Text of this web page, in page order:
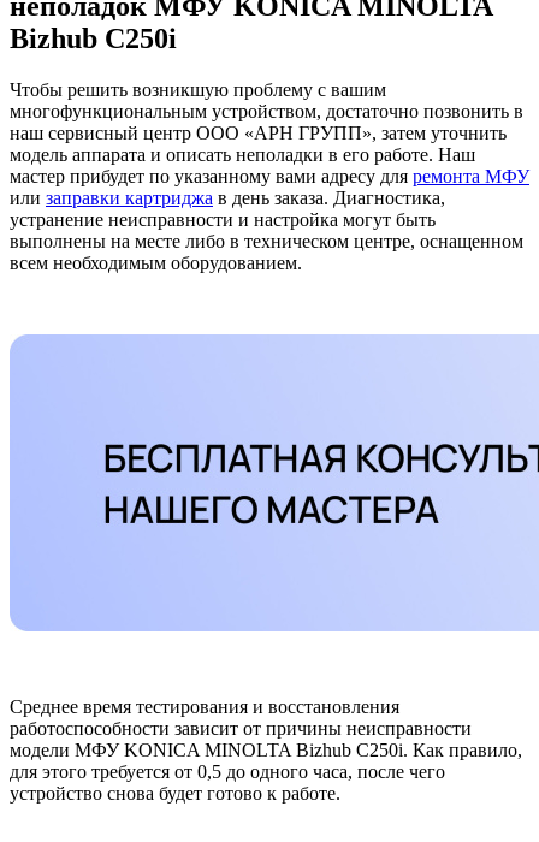
неполадок МФУ KONICA MINOLTA
Bizhub C250i
Чтобы решить возникшую проблему с вашим
многофункциональным устройством, достаточно позвонить в
наш сервисный центр ООО «АРН ГРУПП», затем уточнить
модель аппарата и описать неполадки в его работе. Наш
мастер прибудет по указанному вами адресу для ремонта МФУ
или заправки картриджа в день заказа. Диагностика,
устранение неисправности и настройка могут быть
выполнены на месте либо в техническом центре, оснащенном
всем необходимым оборудованием.
Среднее время тестирования и восстановления
работоспособности зависит от причины неисправности
модели МФУ KONICA MINOLTA Bizhub C250i. Как правило,
для этого требуется от 0,5 до одного часа, после чего
устройство снова будет готово к работе.